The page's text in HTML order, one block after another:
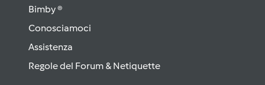
Bimby ®
Conosciamoci
Assistenza
Regole del Forum & Netiquette